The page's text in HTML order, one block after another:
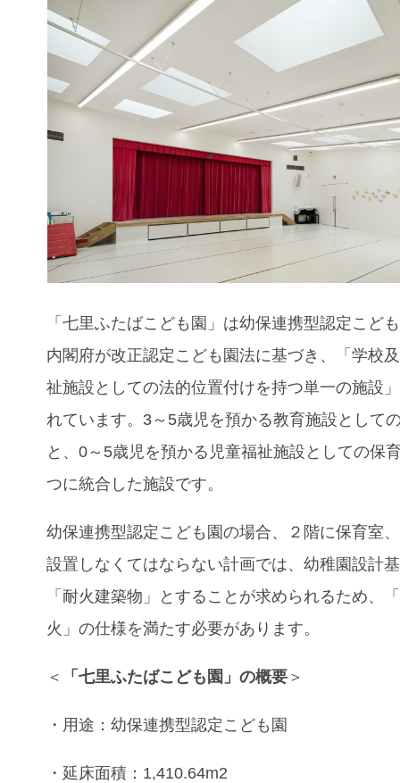
「七里ふたばこども園」は幼保連携型認定こど
内閣府が改正認定こども園法に基づき、「学校
祉施設としての法的位置付けを持つ単一の施設
れています。3～5歳児を預かる教育施設として
と、0～5歳児を預かる児童福祉施設としての保
つに統合した施設です。
幼保連携型認定こども園の場合、２階に保育室
設置しなくてはならない計画では、幼稚園設計
「耐火建築物」とすることが求められるため、
火」の仕様を満たす必要があります。
＜ 「七里ふたばこども園」の概要 ＞
・用途：幼保連携型認定こども園
・延床面積：1,410.64m2